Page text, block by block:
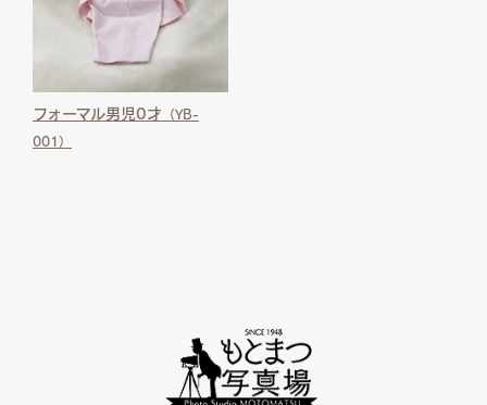
フォーマル男児0才 （YB-
001）